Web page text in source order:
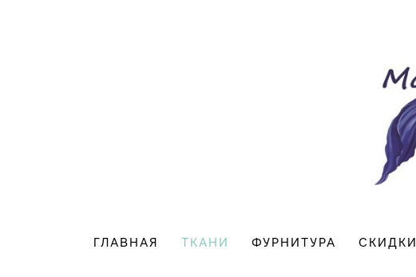
ГЛАВНАЯ ТКАНИ ФУРНИТУРА СКИДКИ